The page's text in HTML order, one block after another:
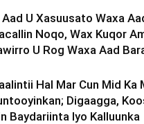
Aad U Xasuusato Waxa
Noqo, Wax Kuqor
U Rog Waxa Aad
Hal Mar Cun Mid Ka
Digaagga,
Baydariinta Iyo Kalluunka